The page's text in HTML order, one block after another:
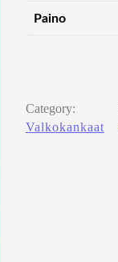
Paino
Category:
Valkokankaat